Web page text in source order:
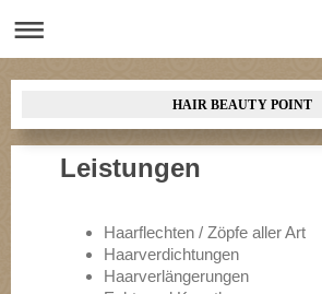
HAIR BEAUTY POINT
Leistungen
Haarflechten / Zöpfe aller Art
Haarverdichtungen
Haarverlängerungen